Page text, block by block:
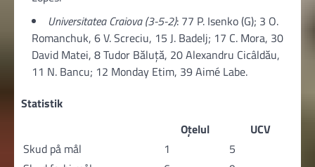
Universitatea Craiova (3-5-2): 77 P. Isenko (G); 3 O.
Romanchuk, 6 V. Screciu, 15 J. Badelj; 17 C. Mora, 30
David Matei, 8 Tudor Băluță, 20 Alexandru Cicâldău,
11 N. Bancu; 12 Monday Etim, 39 Aimé Labe.
Statistik
Oțelul
UCV
Skud på mål
1
5